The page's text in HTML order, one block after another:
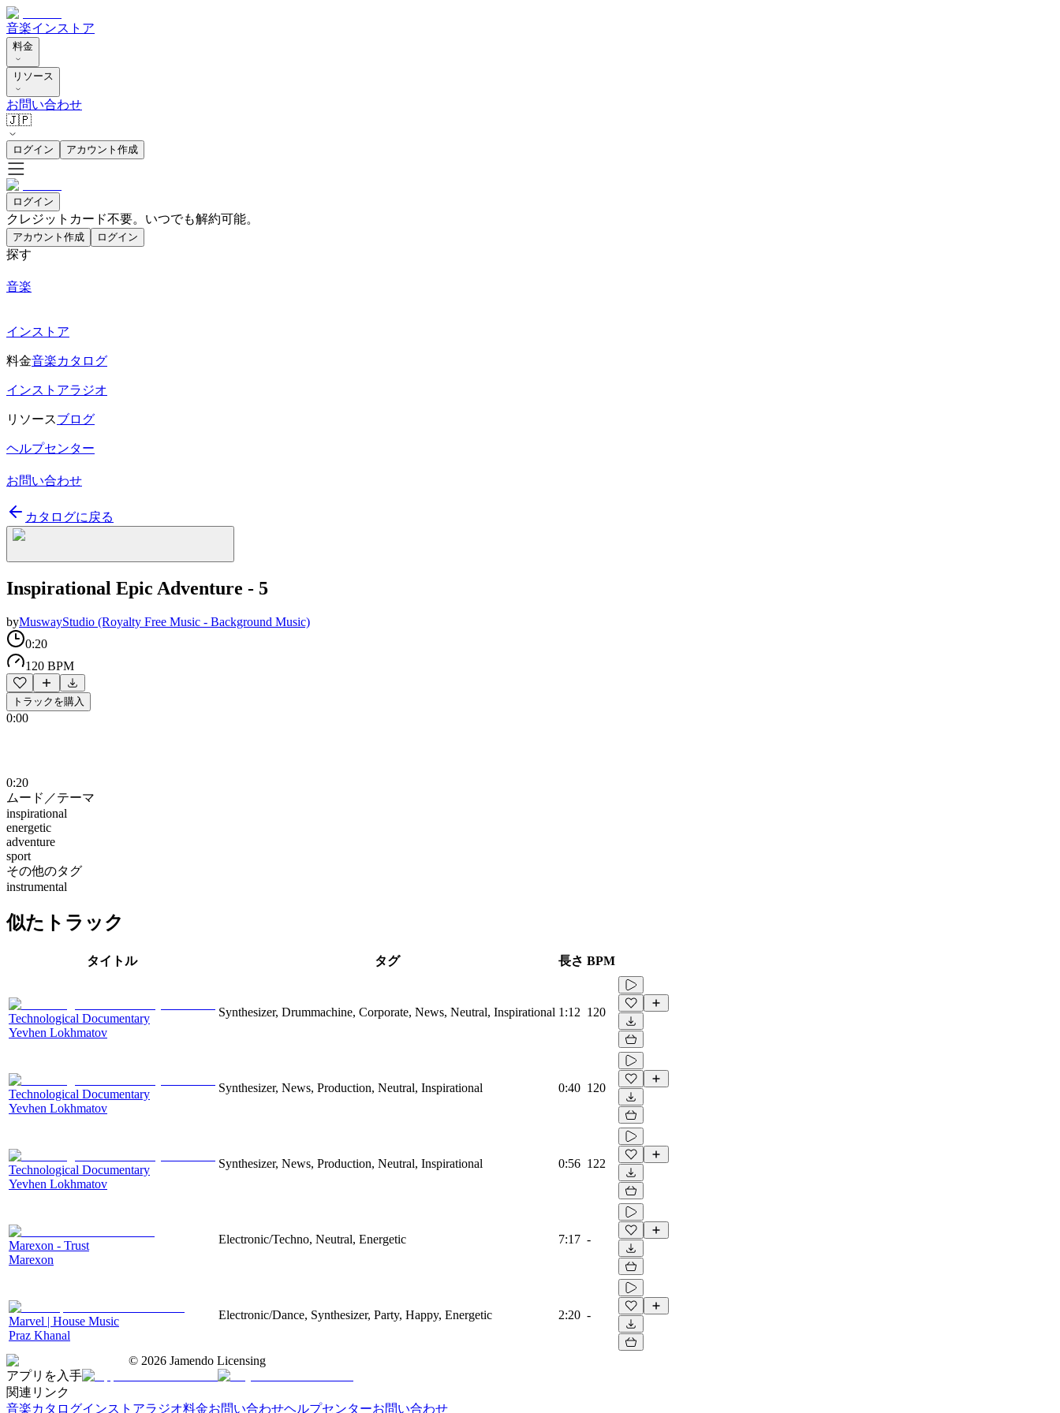
音楽インストア
料金
リソース
お問い合わせ
🇯🇵
ログイン アカウント作成
ログイン
クレジットカード不要。いつでも解約可能。
アカウント作成 ログイン
探す
音楽
インストア
料金音楽カタログ
インストアラジオ
リソースブログ
ヘルプセンター
お問い合わせ
カタログに戻る
Inspirational Epic Adventure - 5
byMuswayStudio (Royalty Free Music - Background Music)
0:20
120 BPM
トラックを購入
0:00
0:20
ムード／テーマ
inspirational
energetic
adventure
sport
その他のタグ
instrumental
似たトラック
タイトル タグ 長さ BPM
Technological Documentary
Yevhen Lokhmatov
Synthesizer, Drummachine, Corporate, News, Neutral, Inspirational 1:12 120
Technological Documentary
Yevhen Lokhmatov
Synthesizer, News, Production, Neutral, Inspirational 0:40 120
Technological Documentary
Yevhen Lokhmatov
Synthesizer, News, Production, Neutral, Inspirational 0:56 122
Marexon - Trust
Marexon
Electronic/Techno, Neutral, Energetic 7:17 -
Marvel | House Music
Praz Khanal
Electronic/Dance, Synthesizer, Party, Happy, Energetic 2:20 -
© 2026 Jamendo Licensing
アプリを入手
関連リンク
音楽カタログインストアラジオ料金お問い合わせヘルプセンターお問い合わせ